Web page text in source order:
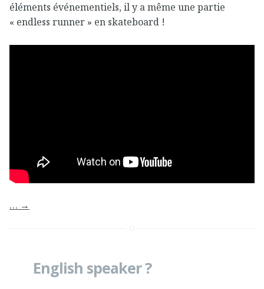
éléments événementiels, il y a même une partie
« endless runner » en skateboard !
… →
English speaker ?